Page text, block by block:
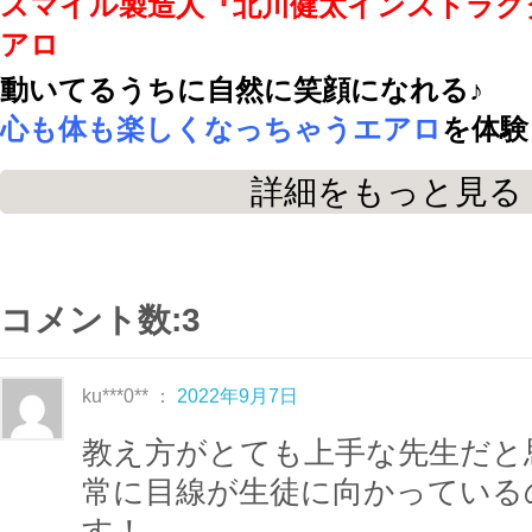
アロ
動いてるうちに自然に笑顔になれる♪
心も体も楽しくなっちゃうエアロ を体
い!!
頑張りすぎず、自分のペースで動くこ
よ!!
こちらのエアロビクスは初中級ですの
詳細をもっと見る
コメント数:3
ku***0** ： 2022年9月7日
教え方がとても上手な先生だ
常に目線が生徒に向かってい